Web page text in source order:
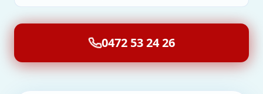
0472 53 24 26